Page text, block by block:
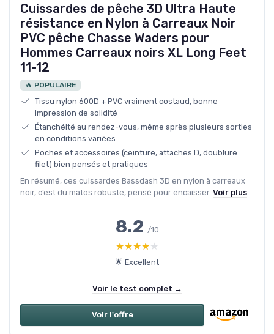
Cuissardes de pêche 3D Ultra Haute
résistance en Nylon à Carreaux Noir
PVC pêche Chasse Waders pour
Hommes Carreaux noirs XL Long Feet
11-12
🔥 POPULAIRE
Tissu nylon 600D + PVC vraiment costaud, bonne
impression de solidité
Étanchéité au rendez-vous, même après plusieurs sorties
en conditions variées
Poches et accessoires (ceinture, attaches D, doublure
filet) bien pensés et pratiques
En résumé, ces cuissardes Bassdash 3D en nylon à carreaux
noir, c’est du matos robuste, pensé pour encaisser. Voir plus
8.2 /10
★★★★★
★★★★★
🌟 Excellent
Voir le test complet →
Voir l'offre